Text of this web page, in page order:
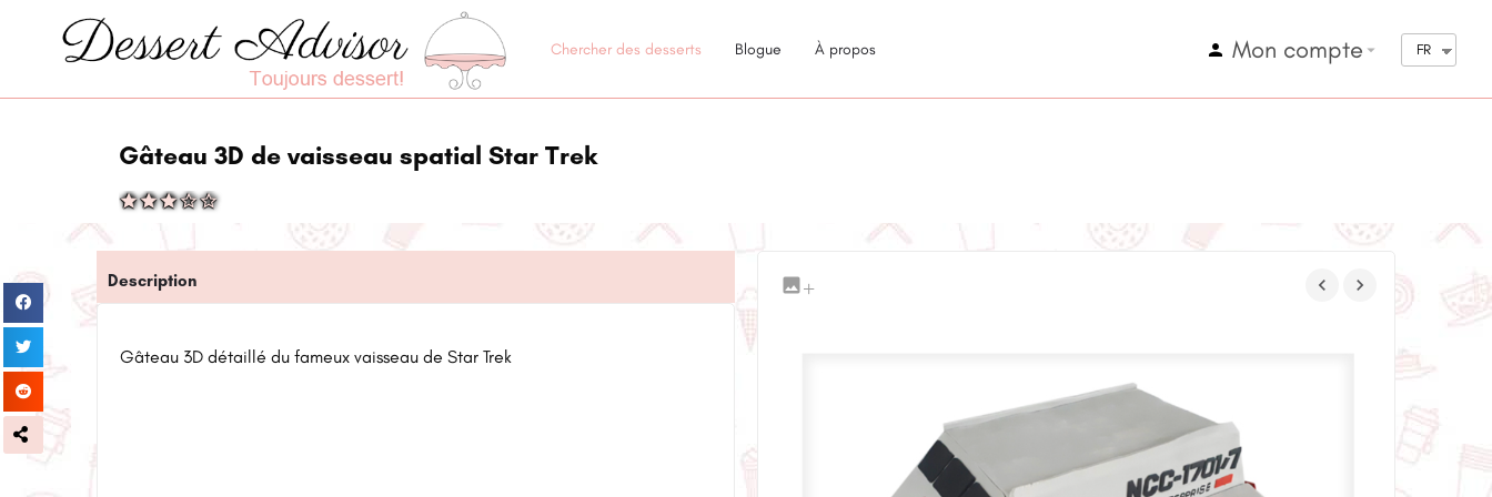
Chercher des desserts Blogue À propos Mon comptearrow_drop_down FR
Gâteau 3D de vaisseau spatial Star Trek
Description
Gâteau 3D détaillé du fameux vaisseau de Star Trek
+